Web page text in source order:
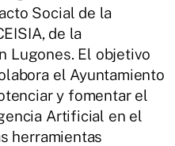
Social de la
de la
Lugones. El objetivo
el Ayuntamiento
y fomentar el
Artificial en el
herramientas